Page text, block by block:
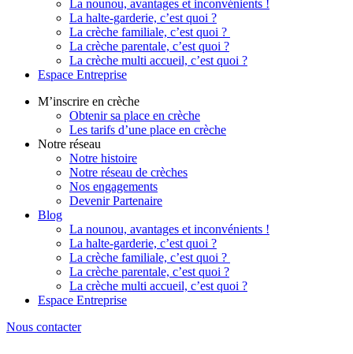
La nounou, avantages et inconvénients !
La halte-garderie, c’est quoi ?
La crèche familiale, c’est quoi ?
La crèche parentale, c’est quoi ?
La crèche multi accueil, c’est quoi ?
Espace Entreprise
M’inscrire en crèche
Obtenir sa place en crèche
Les tarifs d’une place en crèche
Notre réseau
Notre histoire
Notre réseau de crèches
Nos engagements
Devenir Partenaire
Blog
La nounou, avantages et inconvénients !
La halte-garderie, c’est quoi ?
La crèche familiale, c’est quoi ?
La crèche parentale, c’est quoi ?
La crèche multi accueil, c’est quoi ?
Espace Entreprise
Nous contacter